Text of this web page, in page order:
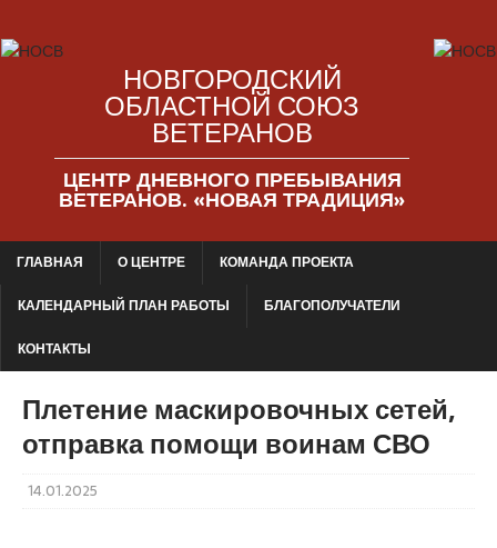
НОВГОРОДСКИЙ
ОБЛАСТНОЙ СОЮЗ
ВЕТЕРАНОВ
ЦЕНТР ДНЕВНОГО ПРЕБЫВАНИЯ
ВЕТЕРАНОВ. «НОВАЯ ТРАДИЦИЯ»
ГЛАВНАЯ О ЦЕНТРЕ
КОМАНДА ПРОЕКТА
КАЛЕНДАРНЫЙ ПЛАН РАБОТЫ
БЛАГОПОЛУЧАТЕЛИ
КОНТАКТЫ
Плетение маскировочных сетей,
отправка помощи воинам СВО
14.01.2025